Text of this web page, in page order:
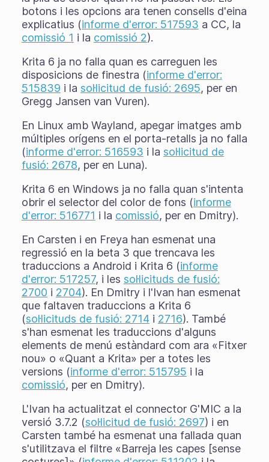
botons i les opcions ara tenen consells d'eina
explicatius (informe d'error: 517593 a CC, la
comissió 1 i la comissió 2).
Krita 6 ja no falla quan es carreguen les
disposicions de finestra (informe d'error:
515839 i la sol·licitud de fusió: 2695, per en
Gregg Jansen van Vuren).
En Linux amb Wayland, apegar imatges amb
múltiples orígens en el porta-retalls ja no falla
(informe d'error: 516593 i la sol·licitud de
fusió: 2678, per en Luna).
Krita 6 en Windows ja no falla quan s'intenta
obrir el selector del color de fons (informe
d'error: 516771 i la comissió, per en Dmitry).
En Carsten i en Freya han esmenat una
regressió en la beta 3 que trencava les
traduccions a Android i Krita 6 (informe
d'error: 517257, i les sol·licituds de fusió:
2700 i 2704). En Dmitry i l'Ivan han esmenat
que faltaven traduccions a Krita 6
(sol·licituds de fusió: 2714 i 2716). També
s'han esmenat les traduccions d'alguns
elements de menú estàndard com ara «Fitxer
nou» o «Quant a Krita» per a totes les
versions (informe d'error: 515795 i la
comissió, per en Dmitry).
L'Ivan ha actualitzat el connector G'MIC a la
versió 3.7.2 (sol·licitud de fusió: 2697) i en
Carsten també ha esmenat una fallada quan
s'utilitzava el filtre «Barreja les capes [sense